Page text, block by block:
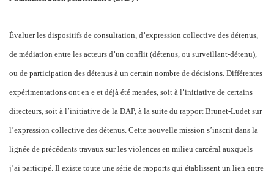
Évaluer les dispositifs de consultation, d’expression collective des détenus,
de médiation entre les acteurs d’un conflit (détenus, ou surveillant-détenu),
ou de participation des détenus à un certain nombre de décisions. Différentes
expérimentations ont en e et déjà été menées, soit à l’initiative de certains
directeurs, soit à l’initiative de la DAP, à la suite du rapport Brunet-Ludet sur
l’expression collective des détenus. Cette nouvelle mission s’inscrit dans la
lignée de précédents travaux sur les violences en milieu carcéral auxquels
j’ai participé. Il existe toute une série de rapports qui établissent un lien entre